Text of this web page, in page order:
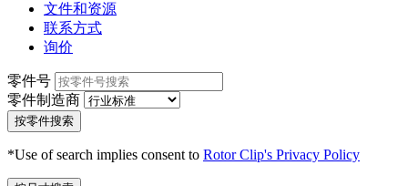
文件和资源
联系方式
询价
零件号
零件制造商
按零件搜索
*Use of search implies consent to Rotor Clip's Privacy Policy